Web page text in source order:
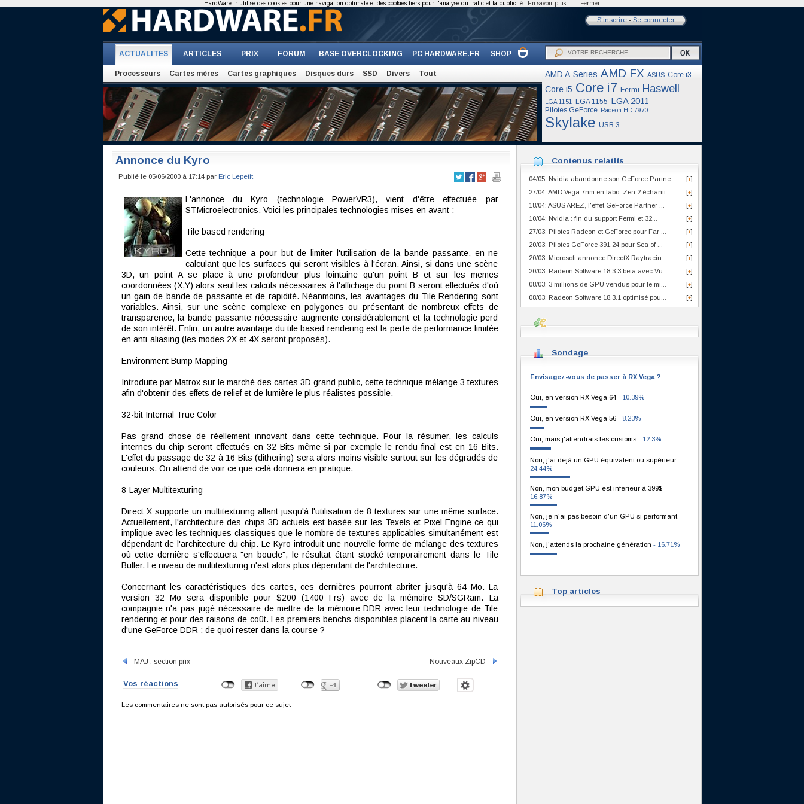
S'inscrire- Se connecter
ACTUALITES ARTICLES PRIX FORUM BASE OVERCLOCKING PC HARDWARE.FR SHOP
Processeurs Cartes mères Cartes graphiques Disques durs SSD Divers Tout AMD A-Series AMD FX ASUS Core i3
Core i5 Core i7 Fermi Haswell
LGA 1151 LGA 1155 LGA 2011
Pilotes GeForce Radeon HD 7970
Skylake USB 3
Annonce du Kyro
Publié le 05/06/2000 à 17:14 par Eric Lepetit
L'annonce du Kyro (technologie PowerVR3), vient d'être effectuée par
STMicroelectronics. Voici les principales technologies mises en avant :
Tile based rendering
Cette technique a pour but de limiter l'utilisation de la bande passante, en ne
calculant que les surfaces qui seront visibles à l'écran. Ainsi, si dans une scène
3D, un point A se place à une profondeur plus lointaine qu'un point B et sur les memes
coordonnées (X,Y) alors seul les calculs nécessaires à l'affichage du point B seront effectués d'où
un gain de bande de passante et de rapidité. Néanmoins, les avantages du Tile Rendering sont
variables. Ainsi, sur une scène complexe en polygones ou présentant de nombreux effets de
transparence, la bande passante nécessaire augmente considérablement et la technologie perd
de son intérêt. Enfin, un autre avantage du tile based rendering est la perte de performance limitée
en anti-aliasing (les modes 2X et 4X seront proposés).
Environment Bump Mapping
Introduite par Matrox sur le marché des cartes 3D grand public, cette technique mélange 3 textures
afin d'obtenir des effets de relief et de lumière le plus réalistes possible.
32-bit Internal True Color
Pas grand chose de réellement innovant dans cette technique. Pour la résumer, les calculs
internes du chip seront effectués en 32 Bits même si par exemple le rendu final est en 16 Bits.
L'effet du passage de 32 à 16 Bits (dithering) sera alors moins visible surtout sur les dégradés de
couleurs. On attend de voir ce que celà donnera en pratique.
8-Layer Multitexturing
Direct X supporte un multitexturing allant jusqu'à l'utilisation de 8 textures sur une même surface.
Actuellement, l'architecture des chips 3D actuels est basée sur les Texels et Pixel Engine ce qui
implique avec les techniques classiques que le nombre de textures applicables simultanément est
dépendant de l'architecture du chip. Le Kyro introduit une nouvelle forme de mélange des textures
où cette dernière s'effectuera "en boucle", le résultat étant stocké temporairement dans le Tile
Buffer. Le niveau de multitexturing n'est alors plus dépendant de l'architecture.
Concernant les caractéristiques des cartes, ces dernières pourront abriter jusqu'à 64 Mo. La
version 32 Mo sera disponible pour $200 (1400 Frs) avec de la mémoire SD/SGRam. La
compagnie n'a pas jugé nécessaire de mettre de la mémoire DDR avec leur technologie de Tile
rendering et pour des raisons de coût. Les premiers benchs disponibles placent la carte au niveau
d'une GeForce DDR : de quoi rester dans la course ?
MAJ : section prix Nouveaux ZipCD
Vos réactions
Les commentaires ne sont pas autorisés pour ce sujet
Contenus relatifs
[+]
04/05: Nvidia abandonne son GeForce Partne...
[+]
27/04: AMD Vega 7nm en labo, Zen 2 échanti...
[+]
18/04: ASUS AREZ, l'effet GeForce Partner ...
[+]
10/04: Nvidia : fin du support Fermi et 32...
[+]
27/03: Pilotes Radeon et GeForce pour Far ...
[+]
20/03: Pilotes GeForce 391.24 pour Sea of ...
[+]
20/03: Microsoft annonce DirectX Raytracin...
[+]
20/03: Radeon Software 18.3.3 beta avec Vu...
[+]
08/03: 3 millions de GPU vendus pour le mi...
[+]
08/03: Radeon Software 18.3.1 optimisé pou...
Sondage
Envisagez-vous de passer à RX Vega ?
Oui, en version RX Vega 64 - 10.39%
Oui, en version RX Vega 56 - 8.23%
Oui, mais j'attendrais les customs - 12.3%
Non, j'ai déjà un GPU équivalent ou supérieur -
24.44%
Non, mon budget GPU est inférieur à 399$ -
16.87%
Non, je n'ai pas besoin d'un GPU si performant -
11.06%
Non, j'attends la prochaine génération - 16.71%
Top articles
HardWare.fr utilise des cookies pour une navigation optimale et des cookies tiers pour l'analyse du trafic et la publicité En savoir plus Fermer